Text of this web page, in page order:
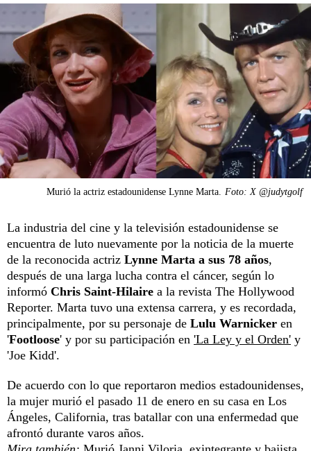
Murió la actriz estadounidense Lynne Marta. Foto: X @judytgolf
La industria del cine y la televisión estadounidense se
encuentra de luto nuevamente por la noticia de la muerte
de la reconocida actriz Lynne Marta a sus 78 años,
después de una larga lucha contra el cáncer, según lo
informó Chris Saint-Hilaire a la revista The Hollywood
Reporter. Marta tuvo una extensa carrera, y es recordada,
principalmente, por su personaje de Lulu Warnicker en
'Footloose' y por su participación en 'La Ley y el Orden' y
'Joe Kidd'.
De acuerdo con lo que reportaron medios estadounidenses,
la mujer murió el pasado 11 de enero en su casa en Los
Ángeles, California, tras batallar con una enfermedad que
afrontó durante varos años.